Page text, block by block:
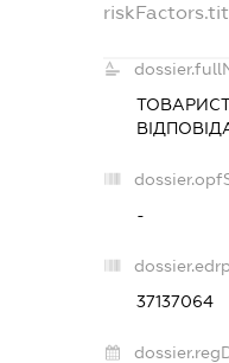
-
37137064